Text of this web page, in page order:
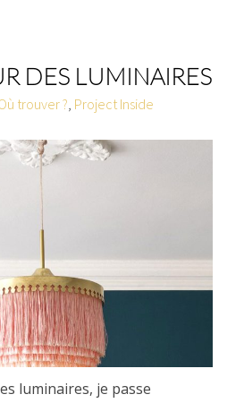
DES LUMINAIRES
trouver ? Project Inside
luminaires, je passe